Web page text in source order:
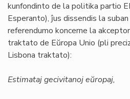
kunfondinto de la politika partio
Esperanto), ĵus dissendis la
referendumo koncerne la
traktato de Eŭropa Unio (pli
Lisbona traktato):
Estimataj gecivitanoj eŭropaj,